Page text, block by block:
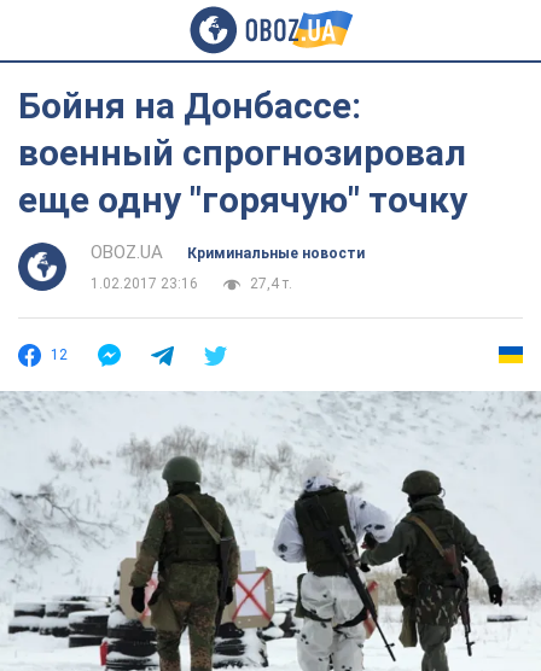
Бойня на Донбассе:
военный спрогнозировал
еще одну "горячую" точку
OBOZ.UA
Криминальные новости
1.02.2017 23:16
27,4 т.
12